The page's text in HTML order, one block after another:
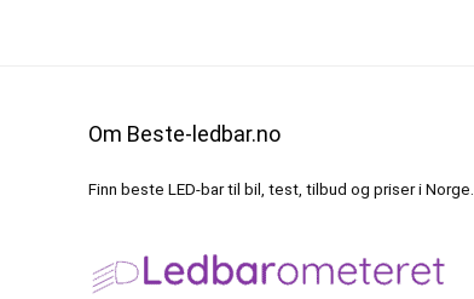
Om Beste-ledbar.no
Finn beste LED-bar til bil, test, tilbud og priser i Norge.